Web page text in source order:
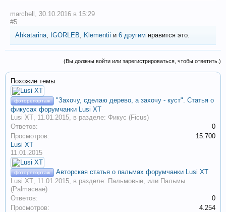
marchell , 30.10.2016 в 15:29
#5
Ahkatarina, IGORLEB, Klementii и 6 другим нравится это.
(Вы должны войти или зарегистрироваться, чтобы ответить.)
Похожие темы
фоторепортаж
"Захочу, сделаю дерево, а захочу - куст". Статья о
фикусах форумчанки Lusi XT
Lusi XT, 11.01.2015, в разделе: Фикус (Ficus)
Ответов:
0
Просмотров:
15.700
Lusi XT
11.01.2015
фоторепортаж
Авторская статья о пальмах форумчанки Lusi XT
Lusi XT, 11.01.2015, в разделе: Пальмовые, или Пальмы
(Palmaceae)
Ответов:
0
Просмотров:
4.254